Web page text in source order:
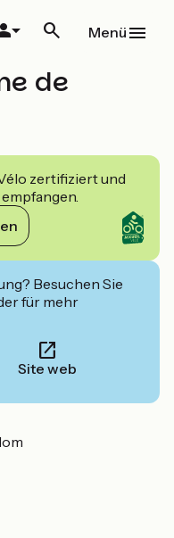
Menü
de
zertifiziert und
Besuchen Sie
für mehr
Site web